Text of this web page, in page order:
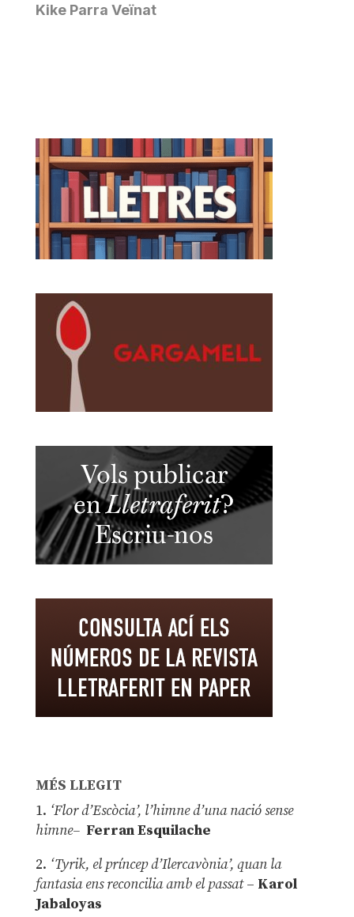
Kike Parra Veïnat
MÉS LLEGIT
1. ‘Flor d’Escòcia’, l’himne d’una nació sense
himne– Ferran Esquilache
2. ‘Tyrik, el príncep d’Ilercavònia’, quan la
fantasia ens reconcilia amb el passat– Karol
Jabaloyas